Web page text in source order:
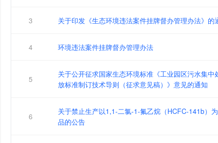
3 关于印发《生态环境违法案件挂牌督办管理办法》的
4 环境违法案件挂牌督办管理办法
5
关于公开征求国家生态环境标准《工业园区污水集中
放标准制订技术导则（征求意见稿）》意见的通知
6
关于禁止生产以1,1-二氯-1-氟乙烷（HCFC-141b）
品的公告